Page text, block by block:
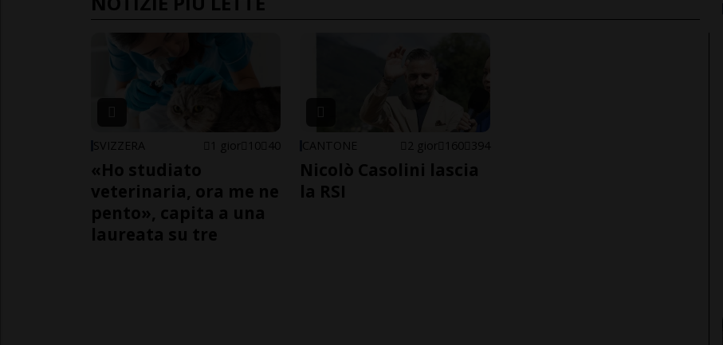
SVIZZERA 1 gior 10 40
«Ho studiato
veterinaria, ora me ne
pento», capita a una
laureata su tre
CANTONE 2 gior 160 394
Nicolò Casolini lascia
la RSI